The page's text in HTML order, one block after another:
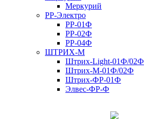
Меркурий
РР-Электро
РР-01Ф
РР-02Ф
РР-04Ф
ШТРИХ-М
Штрих-Light-01Ф/02Ф
Штрих-М-01Ф/02Ф
Штрих-ФР-01Ф
Элвес-ФР-Ф